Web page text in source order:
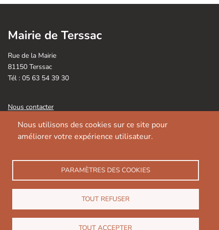
Nous utilisons des cookies sur ce site pour
améliorer votre expérience utilisateur.
PARAMÈTRES DES COOKIES
TOUT REFUSER
TOUT ACCEPTER
Mairie de Terssac
Rue de la Mairie
81150 Terssac
Tél : 05 63 54 39 30
Nous contacter
Horaires d’ouverture :
Lundi, Mardi, Mercredi, Jeudi et Vendredi : 8h30 / 12h30
05 63 54 39 30